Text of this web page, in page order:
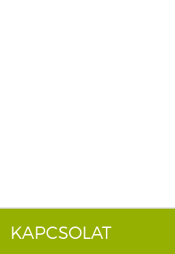
KAPCSOLAT